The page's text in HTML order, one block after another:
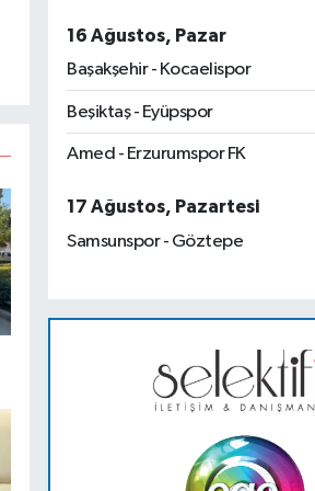
16 Ağustos, Pazar
Başakşehir - Kocaelispor
Beşiktaş - Eyüpspor
Amed - Erzurumspor FK
17 Ağustos, Pazartesi
Samsunspor - Göztepe